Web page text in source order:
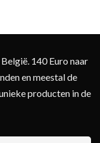
140 Euro naar
en meestal de
producten in de